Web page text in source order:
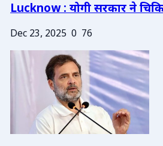
Lucknow : योगी सरकार ने
Dec 23, 2025 0 76